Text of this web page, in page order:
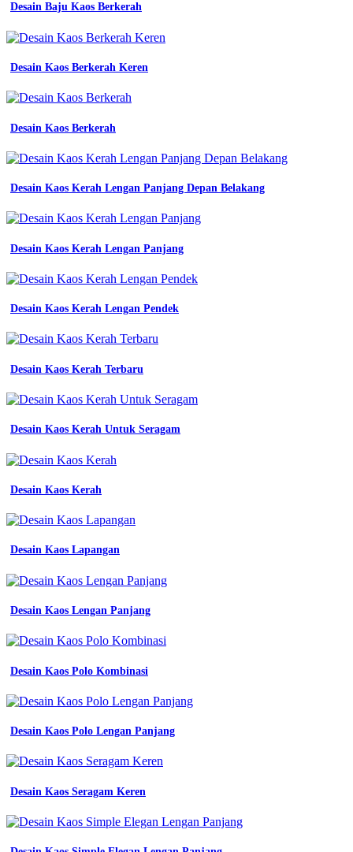
Desain Baju Kaos Berkerah
Desain Kaos Berkerah Keren
Desain Kaos Berkerah
Desain Kaos Kerah Lengan Panjang Depan Belakang
Desain Kaos Kerah Lengan Panjang
Desain Kaos Kerah Lengan Pendek
Desain Kaos Kerah Terbaru
Desain Kaos Kerah Untuk Seragam
Desain Kaos Kerah
Desain Kaos Lapangan
Desain Kaos Lengan Panjang
Desain Kaos Polo Kombinasi
Desain Kaos Polo Lengan Panjang
Desain Kaos Seragam Keren